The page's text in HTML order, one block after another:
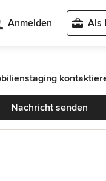
Anmelden Als
Nachricht senden